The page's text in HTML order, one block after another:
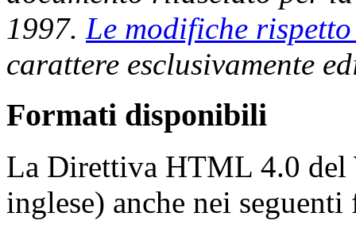
1997. Le modifiche
carattere esclusivamente
Formati disponibili
La Direttiva HTML 4.0
inglese) anche nei